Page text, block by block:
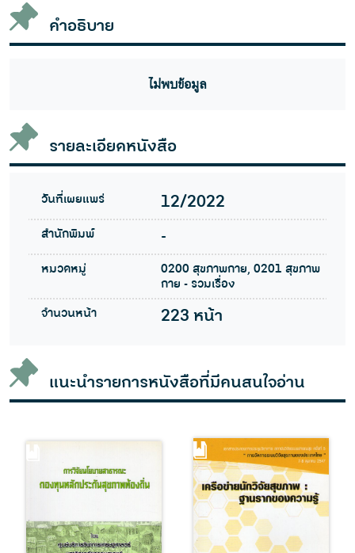
คำอธิบาย
ไม่พบข้อมูล
รายละเอียดหนังสือ
วันที่เผยแพร่ 12/2022
สำนักพิมพ์ -
หมวดหมู่
0200 สุขภาพกาย, 0201 สุขภาพ
กาย - รวมเรื่อง
จำนวนหน้า
223 หน้า
แนะนำรายการหนังสือที่มีคนสนใจอ่าน